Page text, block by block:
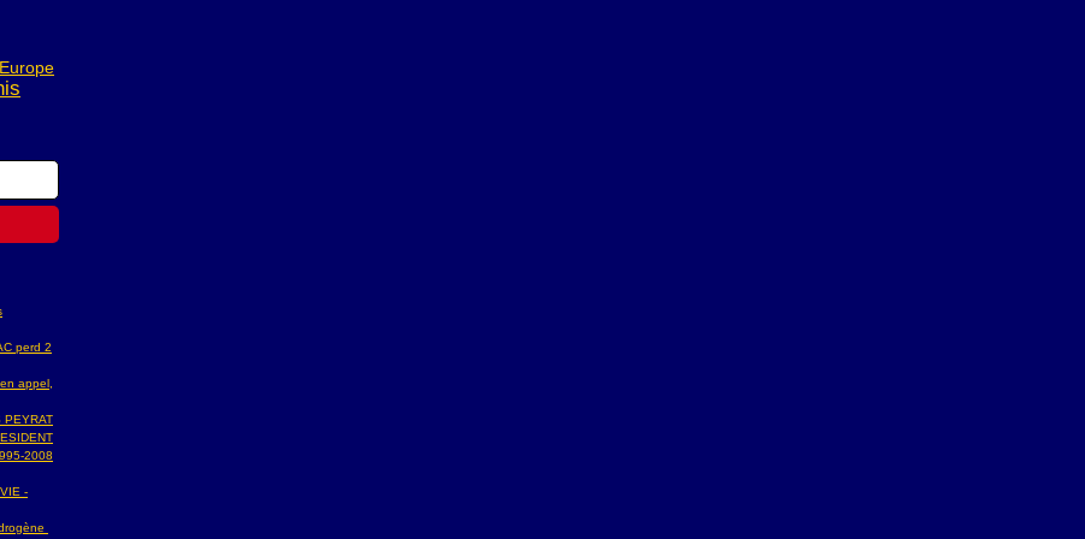
Europe
perd 2
appel,
PEYRAT
2008
-